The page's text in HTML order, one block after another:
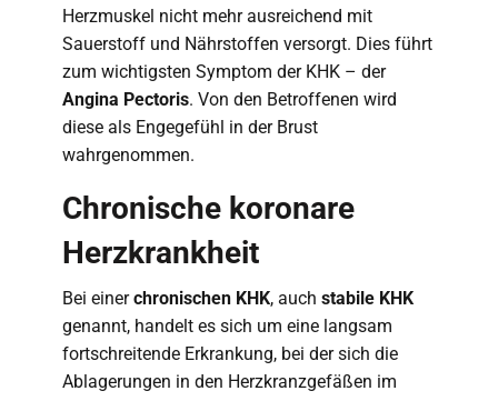
Herzmuskel nicht mehr ausreichend mit
Sauerstoff und Nährstoffen versorgt. Dies führt
zum wichtigsten Symptom der KHK – der
Angina Pectoris. Von den Betroffenen wird
diese als Engegefühl in der Brust
wahrgenommen.
Chronische koronare
Herzkrankheit
Bei einerchronischen KHK, auch stabile KHK
genannt, handelt es sich um eine langsam
fortschreitende Erkrankung, bei der sich die
Ablagerungen in den Herzkranzgefäßen im